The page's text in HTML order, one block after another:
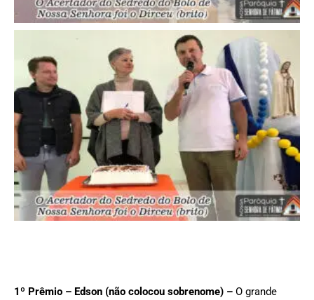
1º Prêmio – Edson (não colocou sobrenome) – O grande